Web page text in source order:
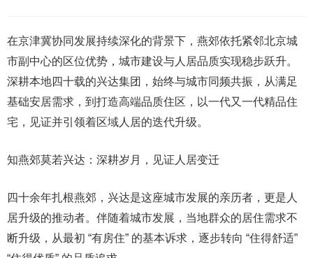
在京津冀协同发展持续深化的背景下，燕郊依托紧邻北京城
市副中心的区位优势，城市建设与人居品质实现稳步跃升。
深耕本地四十载的兴达集团，始终与城市同频共振，从满足
基础安居需求，到打造高端品质住区，以一代又一代精品住
宅，见证并引领着区域人居的迭代升级。
知燕郊莫若兴达：深耕岁月，见证人居变迁
四十余年扎根燕郊，兴达是这座城市发展的亲历者，更是人
居升级的推动者。伴随着城市发展，当地群众的居住需求不
断升级，从最初 “有房住” 的基本诉求，逐步转向 “住得舒适”